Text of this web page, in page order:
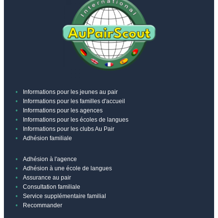
La communication avec les
familles de vos au pairs passe
par votre agence
Vous pouvez consulter les
profils complets d'autres au
pairs et les contacter
messages personnalisés
Vous pouvez consulter les
profils complets des familles
et les contacter
Contactez-nous via des
Échange d’autres données et
informations entre utilisateurs
Accès aux descriptions
personnelles et aux
en tant qu'agence au pair
Communication avec notre
équipe AuPairScout
Informations pour les jeunes au pair
Informations pour les familles d'accueil
Informations pour les agences
Informations pour les écoles de langues
Informations pour les clubs Au Pair
Adhésion familiale
Adhésion à l'agence
Adhésion à une école de langues
Assurance au pair
Consultation familiale
Service supplémentaire familial
Recommander